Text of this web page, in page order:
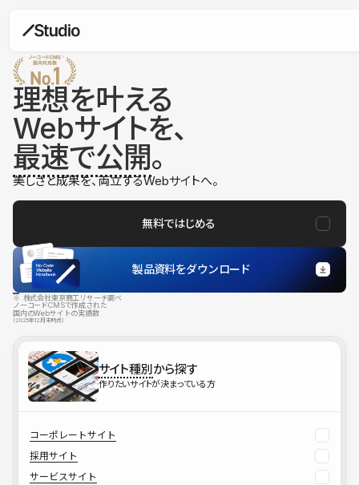
理想を叶える
Webサイトを、
最速で公開。
美しさと成果を、両立するWebサイトへ。
無料ではじめる
製品資料をダウンロード
※ 株式会社東京商工リサーチ調べ
ノーコードCMSで作成された
国内のWebサイトの実績数
（2025年12月末時点）
サイト種別から探す
作りたいサイトが決まっている方
コーポレートサイト
採用サイト
サービスサイト